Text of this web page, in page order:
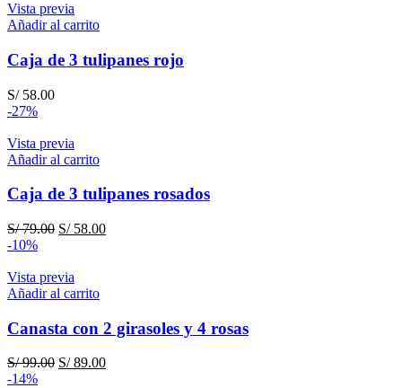
Vista previa
Añadir al carrito
Caja de 3 tulipanes rojo
S/58.00
-27%
Vista previa
Añadir al carrito
Caja de 3 tulipanes rosados
S/79.00 El
era:
S/ 79.00.
S/58.00El
-10%
Vista previa
Añadir al carrito
Canasta con 2 girasoles y 4 rosas
S/99.00 El
S/89.00El
-14%